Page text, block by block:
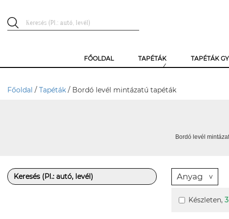
FŐOLDAL TAPÉTÁK TAPÉTÁK
Főoldal / Tapéták / Bordó levél mintázatú tapéták
Bordó levél
Anyag
Készleten,